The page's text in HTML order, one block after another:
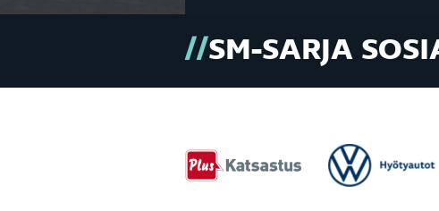
SM-SARJA